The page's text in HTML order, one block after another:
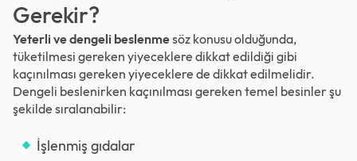
Gerekir?
Yeterli ve dengeli beslenmesöz konusu olduğunda,
tüketilmesi gereken yiyeceklere dikkat edildiği gibi
kaçınılması gereken yiyeceklere de dikkat edilmelidir.
Dengeli beslenirken kaçınılması gereken temel besinler şu
şekilde sıralanabilir:
İşlenmiş gıdalar